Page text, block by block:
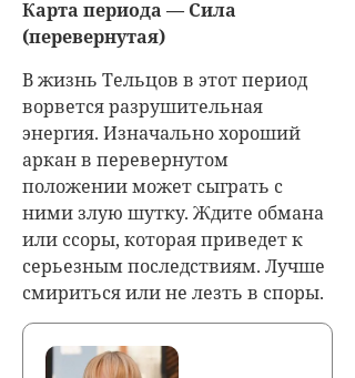
Карта периода — Сила
(перевернутая)
В жизнь Тельцов в этот период
ворвется разрушительная
энергия. Изначально хороший
аркан в перевернутом
положении может сыграть с
ними злую шутку. Ждите обмана
или ссоры, которая приведет к
серьезным последствиям. Лучше
смириться или не лезть в споры.